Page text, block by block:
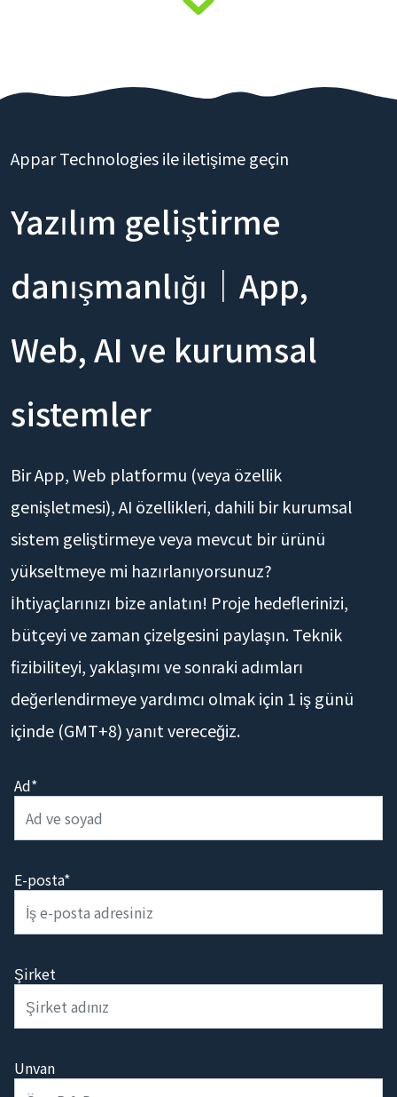
Appar Technologies ile iletişime geçin
Yazılım geliştirme
danışmanlığı｜App,
Web, AI ve kurumsal
sistemler
Bir App, Web platformu (veya özellik
genişletmesi), AI özellikleri, dahili bir kurumsal
sistem geliştirmeye veya mevcut bir ürünü
yükseltmeye mi hazırlanıyorsunuz?
İhtiyaçlarınızı bize anlatın! Proje hedeflerinizi,
bütçeyi ve zaman çizelgesini paylaşın. Teknik
fizibiliteyi, yaklaşımı ve sonraki adımları
değerlendirmeye yardımcı olmak için 1 iş günü
içinde (GMT+8) yanıt vereceğiz.
Ad*
E-posta*
Şirket
Unvan